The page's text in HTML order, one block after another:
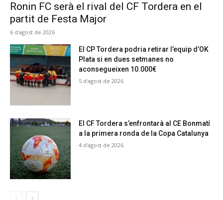
Ronin FC serà el rival del CF Tordera en el
partit de Festa Major
6 d'agost de 2026
El CP Tordera podria retirar l’equip d’OK
Plata si en dues setmanes no
aconsegueixen 10.000€
5 d'agost de 2026
El CF Tordera s’enfrontarà al CE Bonmatí
a la primera ronda de la Copa Catalunya
4 d'agost de 2026